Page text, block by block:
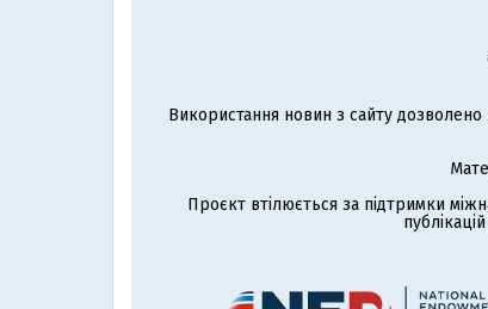
Використання новин з сайту
Проєкт втілюється за підтримки